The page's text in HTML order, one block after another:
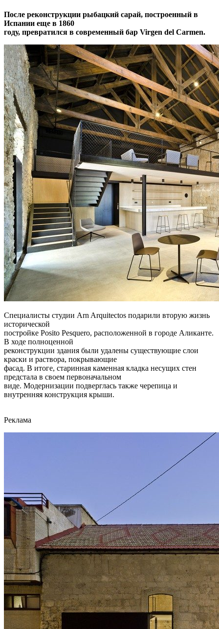
После реконструкции рыбацкий сарай, построенный в
Испании еще в 1860
году, превратился в современный бар Virgen del Carmen.
Специалисты студии Arn Arquitectos подарили вторую жизнь
исторической
постройке Posito Pesquero, расположенной в городе Аликанте.
В ходе полноценной
реконструкции здания были удалены существующие слои
краски и раствора, покрывающие
фасад. В итоге, старинная каменная кладка несущих стен
предстала в своем первоначальном
виде. Модернизации подверглась также черепица и
внутренняя конструкция крыши.
Реклама